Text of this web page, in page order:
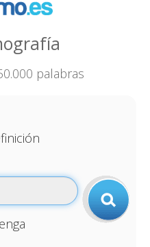
palabras